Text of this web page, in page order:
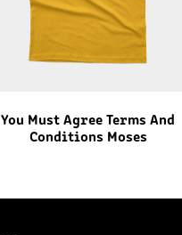
You Must Agree Terms And
Conditions Moses